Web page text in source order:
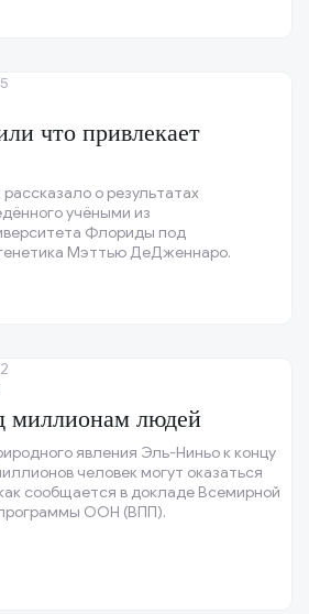
что привлекает
о результатах
учёными из
Флориды под
Мэттью ДеДженнаро.
миллионам людей
явления Эль-Ниньо к концу
человек могут оказаться
сообщается в докладе Всемирной
ООН (ВПП).